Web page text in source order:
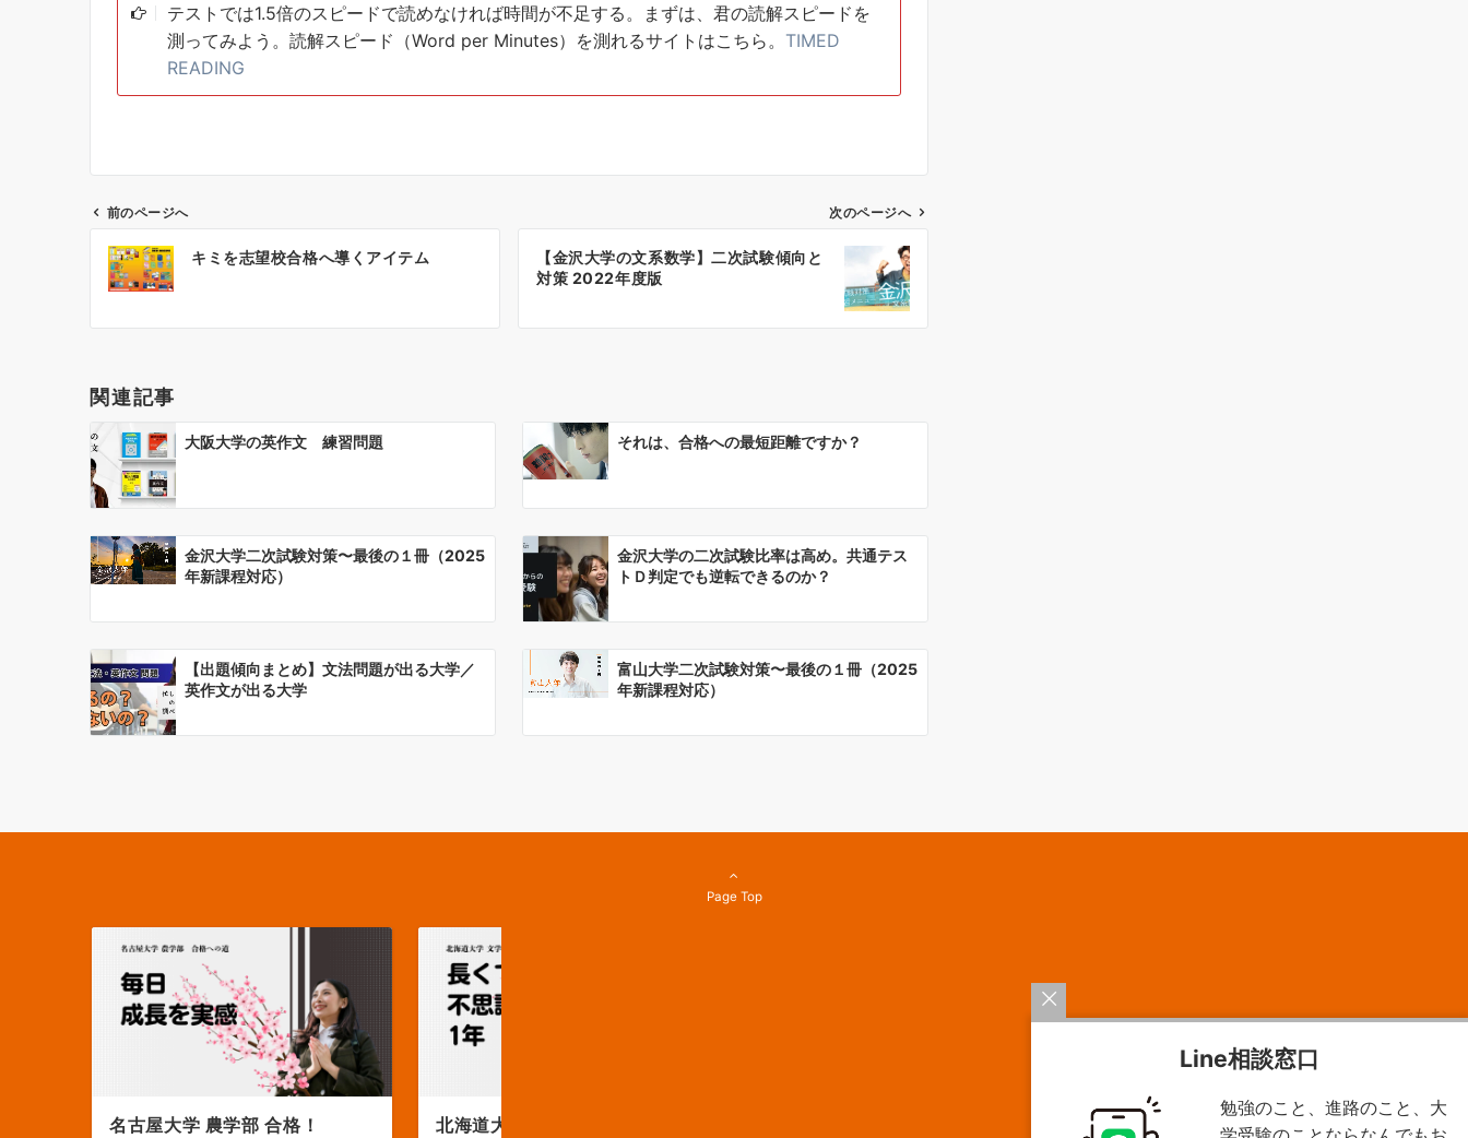
テストでは1.5倍のスピードで読めなければ時間が不足する。まずは、君の読解スピードを
測ってみよう。読解スピード（Word per Minutes）を測れるサイトはこちら。 TIMED
READING
シ
ョ
ン
前のページへ
キミを志望校合格へ導くアイテム
次のページへ
【金沢大学の文系数学】二次試験傾向と
対策 2022年度版
関連記事
大阪大学の英作文 練習問題 それは、合格への最短距離ですか？
金沢大学二次試験対策〜最後の１冊（2025
年新課程対応）
金沢大学の二次試験比率は高め。共通テス
トＤ判定でも逆転できるのか？
【出題傾向まとめ】文法問題が出る大学／
英作文が出る大学
富山大学二次試験対策〜最後の１冊（2025
年新課程対応）
Page Top
北海道大学 文学部 合格！ 京都大学 工学部 合格！！
Line相談窓口
勉強のこと、進路のこと、大